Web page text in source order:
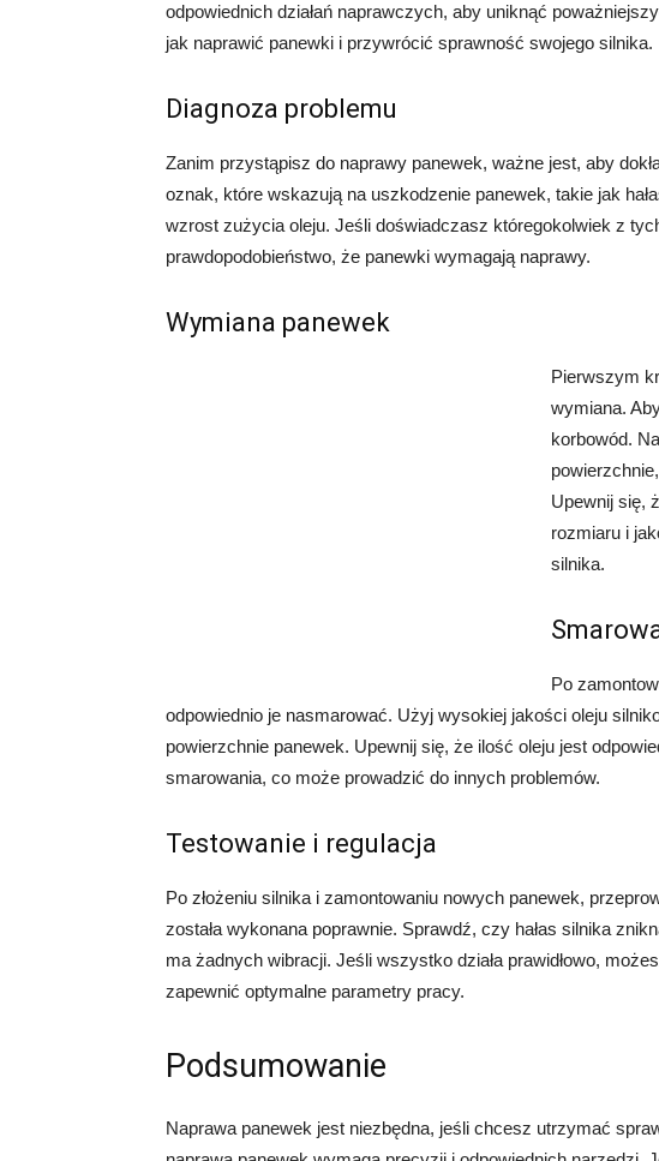
odpowiednich działań naprawczych, aby uniknąć
jak naprawić panewki i przywrócić sprawność swojego silnika.
Diagnoza problemu
Zanim przystąpisz do naprawy panewek, ważne jest, aby
oznak, które wskazują na uszkodzenie panewek, takie jak
wzrost zużycia oleju. Jeśli doświadczasz któregokolwiek z
prawdopodobieństwo, że panewki wymagają naprawy.
Wymiana panewek
Pierwszym
wymiana.
korbowód.
Upewnij się,
rozmiaru i
silnika.
Po
odpowiednio je nasmarować. Użyj wysokiej jakości oleju
powierzchnie panewek. Upewnij się, że ilość oleju jest
smarowania, co może prowadzić do innych problemów.
Testowanie i regulacja
Po złożeniu silnika i zamontowaniu nowych panewek,
została wykonana poprawnie. Sprawdź, czy hałas silnika
ma żadnych wibracji. Jeśli wszystko działa prawidłowo,
zapewnić optymalne parametry pracy.
Podsumowanie
Naprawa panewek jest niezbędna, jeśli chcesz utrzymać